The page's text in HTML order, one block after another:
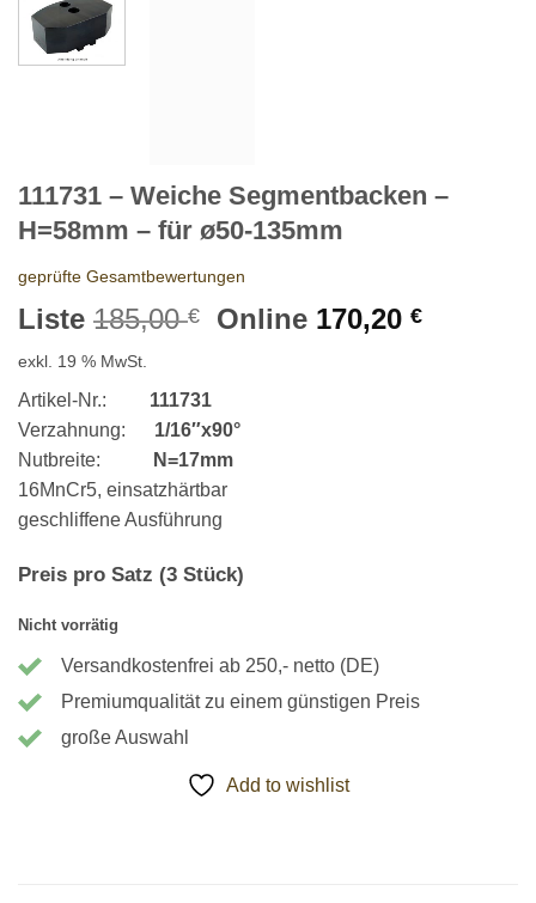
111731 – Weiche Segmentbacken –
H=58mm – für ø50-135mm
geprüfte Gesamtbewertungen
Liste 185,00€
Ursprünglicher
Online 170,20€
exkl. 19 % MwSt.
Artikel-Nr.: 111731
Verzahnung: 1/16″x90°
Nutbreite:
N=17mm
16MnCr5, einsatzhärtbar
geschliffene Ausführung
Preis pro Satz (3 Stück)
Nicht vorrätig
Versandkostenfrei ab 250,- netto (DE)
Premiumqualität zu einem günstigen Preis
große Auswahl
Add to wishlist